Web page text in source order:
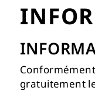
gratuitement